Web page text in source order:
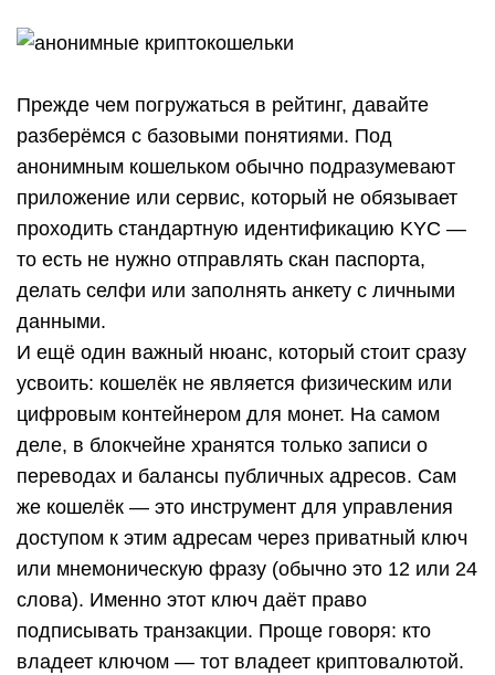
Прежде чем погружаться в рейтинг, давайте
разберёмся с базовыми понятиями. Под
анонимным кошельком обычно подразумевают
приложение или сервис, который не обязывает
проходить стандартную идентификацию KYC —
то есть не нужно отправлять скан паспорта,
делать селфи или заполнять анкету с личными
данными.
И ещё один важный нюанс, который стоит сразу
усвоить: кошелёк не является физическим или
цифровым контейнером для монет. На самом
деле, в блокчейне хранятся только записи о
переводах и балансы публичных адресов. Сам
же кошелёк — это инструмент для управления
доступом к этим адресам через приватный ключ
или мнемоническую фразу (обычно это 12 или 24
слова). Именно этот ключ даёт право
подписывать транзакции. Проще говоря: кто
владеет ключом — тот владеет криптовалютой.